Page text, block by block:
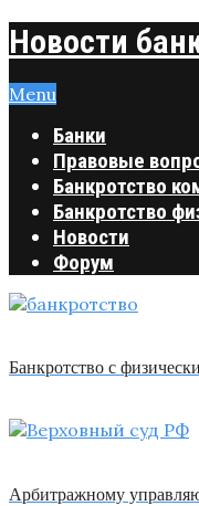
Новости
Menu
Банки
Правовые
Банкротство
Банкротство
Новости
Форум
Банкротство с
Арбитражному